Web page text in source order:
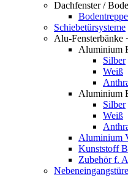
Dachfenster /
Schiebetürsysteme
Alu-Fensterbänke
Aluminium
Silber
Weiß
Aluminium
Silber
Weiß
Aluminium
Kunststoff
Zubehör f.